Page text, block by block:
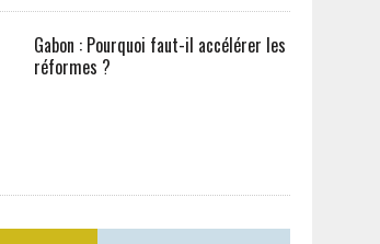
Gabon : Pourquoi faut-il accélérer les
réformes ?